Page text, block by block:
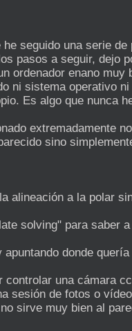
he seguido una serie
pasos a seguir, dejo
ordenador enano
ni sistema operativo
Es algo que nunca
extremadamente
sino
alineación a la polar
solving" para saber
donde
controlar una cámara
sesión de fotos o
sirve muy bien al